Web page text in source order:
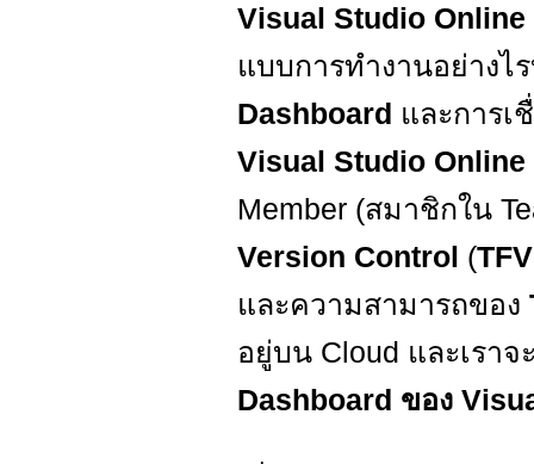
Visual Studio Online
แบบการทำงานอย่างไ
Dashboard และการ
Visual Studio Online
Member (สมาชิกใน
Version Control (
และความสามารถของ
อยู่บน Cloud และเรา
Dashboard ของ